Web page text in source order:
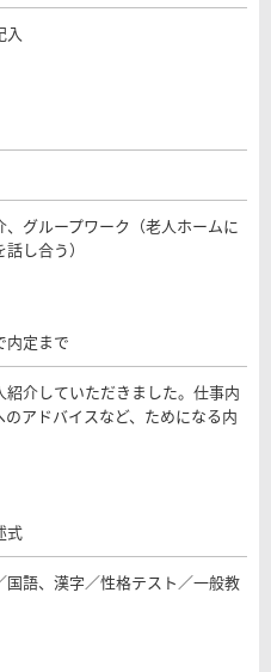
入
グループワーク（老人ホームに
し合う）
内定まで
介していただきました。仕事内
アドバイスなど、ためになる内
式
国語、漢字／性格テスト／一般教